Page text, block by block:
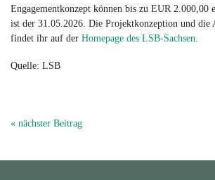
Engagementkonzept können bis zu EUR 2.000,00
ist der 31.05.2026. Die Projektkonzeption und die
findet ihr auf der Homepage des LSB-Sachsen
Quelle: LSB
« nächster Beitrag